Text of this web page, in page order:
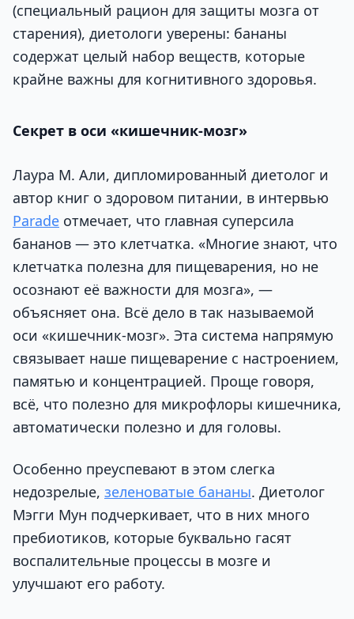
(специальный рацион для защиты мозга от
старения), диетологи уверены: бананы
содержат целый набор веществ, которые
крайне важны для когнитивного здоровья.
Секрет в оси «кишечник-мозг»
Лаура М. Али, дипломированный диетолог и
автор книг о здоровом питании, в интервью
Рarade отмечает, что главная суперсила
бананов — это клетчатка. «Многие знают, что
клетчатка полезна для пищеварения, но не
осознают её важности для мозга», —
объясняет она. Всё дело в так называемой
оси «кишечник-мозг». Эта система напрямую
связывает наше пищеварение с настроением,
памятью и концентрацией. Проще говоря,
всё, что полезно для микрофлоры кишечника,
автоматически полезно и для головы.
Особенно преуспевают в этом слегка
недозрелые, зеленоватые бананы. Диетолог
Мэгги Мун подчеркивает, что в них много
пребиотиков, которые буквально гасят
воспалительные процессы в мозге и
улучшают его работу.